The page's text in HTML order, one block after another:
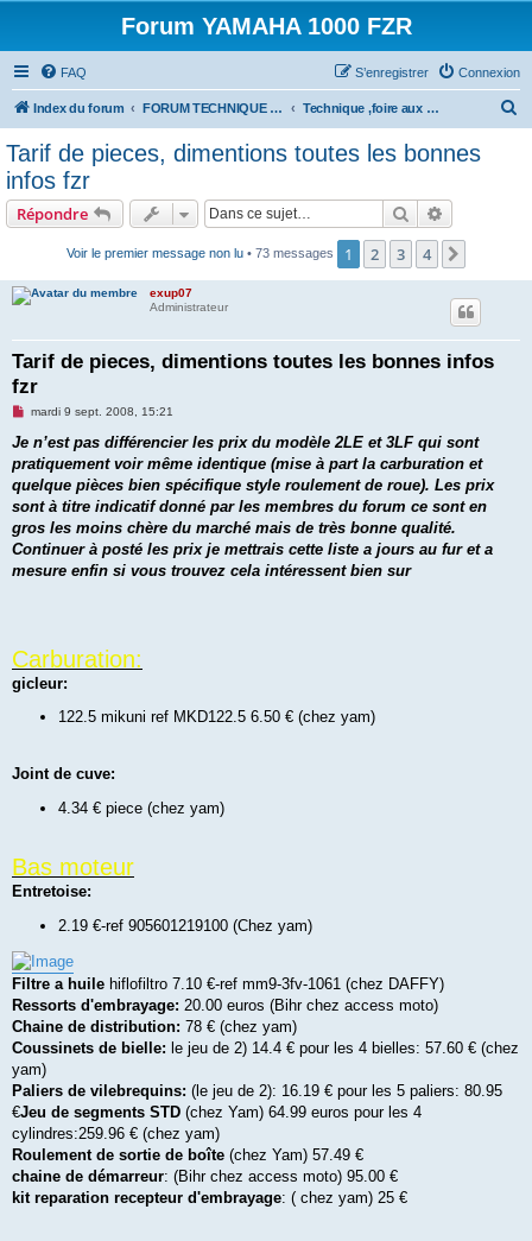
Forum YAMAHA 1000 FZR
FAQ Connexion
S’enregistrer
Index du forum FORUM TECHNIQUE 1000 FZR Technique ,foire aux questions 1000 FZR !
c
Tarif de pieces, dimentions toutes les bonnes
infos fzr
Répondre Rechercher
Voir le premier message non lu • 73 messages 1 2 3 4
exup07
Administrateur
Tarif de pieces, dimentions toutes les bonnes infos
fzr
M
s
a
g
n
o
l
u
mardi 9 sept. 2008, 15:21
Je n’est pas différencier les prix du modèle 2LE et 3LF qui sont
pratiquement voir même identique (mise à part la carburation et
quelque pièces bien spécifique style roulement de roue). Les prix
sont à titre indicatif donné par les membres du forum ce sont en
gros les moins chère du marché mais de très bonne qualité.
Continuer à posté les prix je mettrais cette liste a jours au fur et a
mesure enfin si vous trouvez cela intéressent bien sur
Carburation:
gicleur:
122.5 mikuni ref MKD122.5 6.50 € (chez yam)
Joint de cuve:
4.34 € piece (chez yam)
Bas moteur
Entretoise:
2.19 €-ref 905601219100 (Chez yam)
Filtre a huile hiflofiltro 7.10 €-ref mm9-3fv-1061 (chez DAFFY)
Ressorts d'embrayage: 20.00 euros (Bihr chez access moto)
Chaine de distribution: 78 € (chez yam)
Coussinets de bielle: le jeu de 2) 14.4 € pour les 4 bielles: 57.60 € (chez
yam)
Paliers de vilebrequins: (le jeu de 2): 16.19 € pour les 5 paliers: 80.95
€Jeu de segments STD (chez Yam) 64.99 euros pour les 4
cylindres:259.96 € (chez yam)
Roulement de sortie de boîte (chez Yam) 57.49 €
chaine de démarreur: (Bihr chez access moto) 95.00 €
kit reparation recepteur d'embrayage: ( chez yam) 25 €